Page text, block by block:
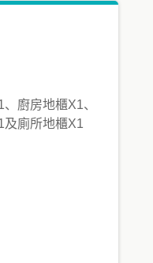
廚房地櫃X1、
及廁所地櫃X1